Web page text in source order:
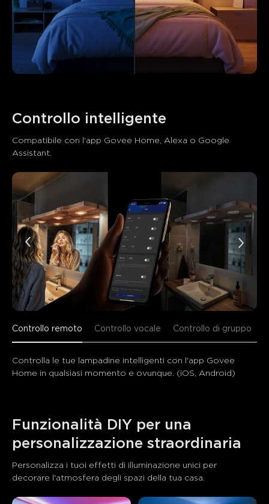
Controllo intelligente
Compatibile con l'app Govee Home, Alexa o Google
Assistant.
Controllo remoto Controllo vocale Controllo di gruppo
Controlla le tue lampadine intelligenti con l'app Govee
Home in qualsiasi momento e ovunque. (iOS, Android)
Funzionalità DIY per una
personalizzazione straordinaria
Personalizza i tuoi effetti di illuminazione unici per
decorare l'atmosfera degli spazi della tua casa.